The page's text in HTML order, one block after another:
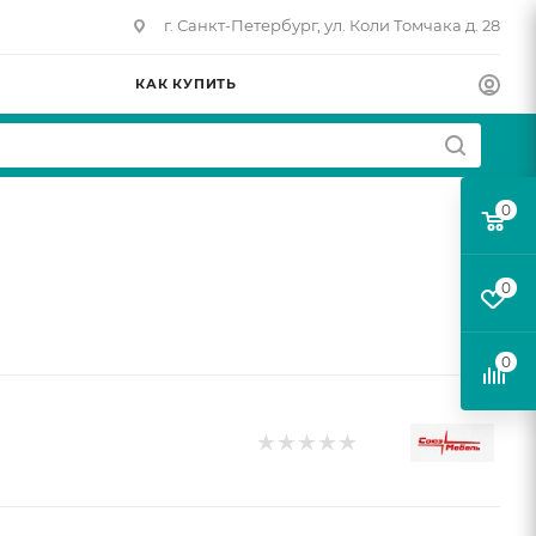
г. Санкт-Петербург, ул. Коли Томчака д. 28
КАК КУПИТЬ
0
0
0